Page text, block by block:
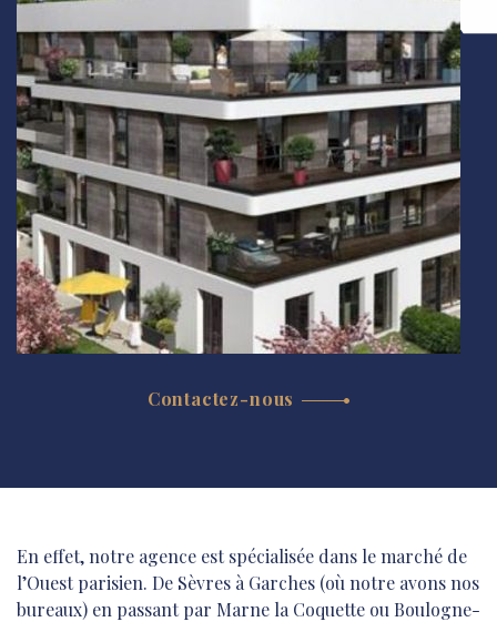
Contactez-nous
En effet, notre agence est spécialisée dans le marché de
l’Ouest parisien. De Sèvres à Garches (où notre avons nos
bureaux) en passant par Marne la Coquette ou Boulogne-